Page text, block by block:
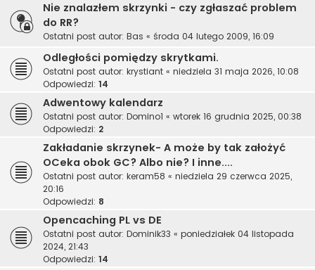
Nie znalazłem skrzynki - czy zgłaszać problem
do RR?
Ostatni post autor: Bas « środa 04 lutego 2009, 16:09
Odległości pomiędzy skrytkami.
Ostatni post autor: krystiant « niedziela 31 maja 2026, 10:08
Odpowiedzi: 14
Adwentowy kalendarz
Ostatni post autor: Domino1 « wtorek 16 grudnia 2025, 00:38
Odpowiedzi: 2
Zakładanie skrzynek- A może by tak założyć
OCeka obok GC? Albo nie? I inne....
Ostatni post autor: keram58 « niedziela 29 czerwca 2025,
20:16
Odpowiedzi: 8
Opencaching PL vs DE
Ostatni post autor: Dominik33 « poniedziałek 04 listopada
2024, 21:43
Odpowiedzi: 14